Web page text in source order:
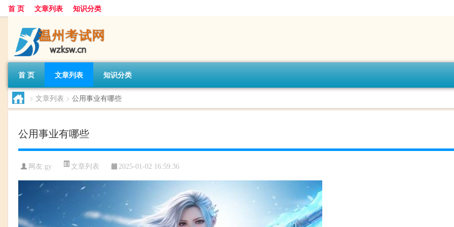
首 页 文章列表 知识分类
首 页 文章列表 知识分类
> 文章列表 > 公用事业有哪些
公用事业有哪些
网友:gy 文章列表 2025-01-02 16:59:36